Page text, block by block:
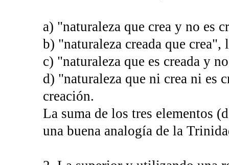
a) "naturaleza que crea y no es
b) "naturaleza creada que
c) "naturaleza que es creada y
d) "naturaleza que ni crea ni es
creación.
La suma de los tres elementos
una buena analogía de la